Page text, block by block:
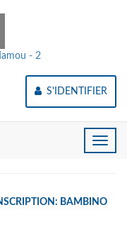
- 2
S'IDENTIFIER
Toggle
BAMBINO